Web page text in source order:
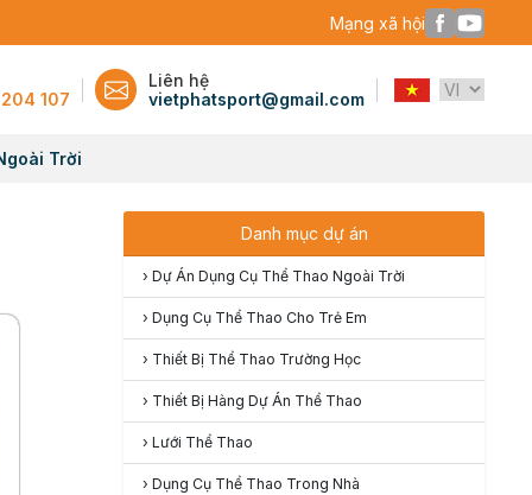
Mạng xã hội
107
Liên hệ
vietphatsport@gmail.com
Trời
Danh mục dự án
› Dự Án Dụng Cụ Thể Thao Ngoài Trời
› Dụng Cụ Thể Thao Cho Trẻ Em
› Thiết Bị Thể Thao Trường Học
› Thiết Bị Hàng Dự Án Thể Thao
› Lưới Thể Thao
› Dụng Cụ Thể Thao Trong Nhà